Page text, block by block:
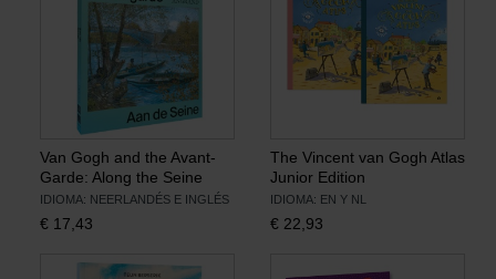
Van Gogh and the Avant-
Garde: Along the Seine
IDIOMA: NEERLANDÉS E INGLÉS
€ 17,43
The Vincent van Gogh Atlas
Junior Edition
IDIOMA: EN Y NL
€ 22,93